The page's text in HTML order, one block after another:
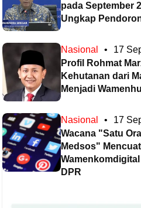
pada September
Ungkap
Nasional •
17
Profil Rohmat
Kehutanan dari
Menjadi
Nasional •
17
Wacana "Satu
Medsos"
DPR